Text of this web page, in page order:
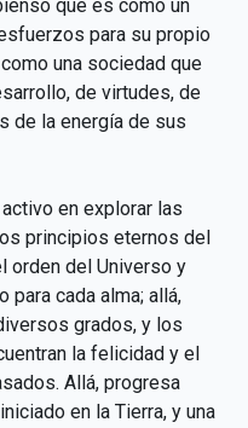
que es como un
para su propio
una sociedad que
de virtudes, de
de la energía de sus
en explorar las
principios eternos del
orden del Universo y
cada alma; allá,
grados, y los
la felicidad y el
Allá, progresa
en la Tierra, y una